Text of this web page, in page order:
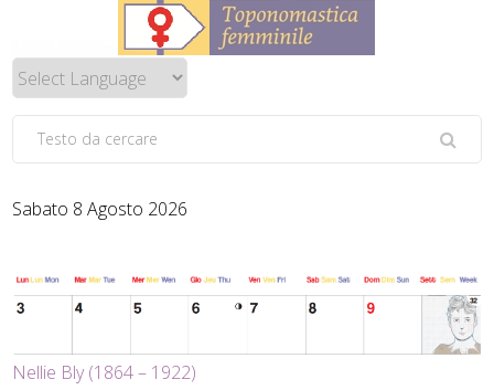
Sabato 8 Agosto 2026
Nellie Bly (1864 – 1922)